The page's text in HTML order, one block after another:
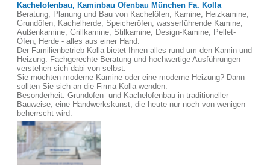
Kachelofenbau, Kaminbau Ofenbau München Fa. Kolla
Beratung, Planung und Bau von Kachelöfen, Kamine, Heizkamine,
Grundöfen, Kachelherde, Speicheröfen, wasserführende Kamine,
Außenkamine, Grillkamine, Stilkamine, Design-Kamine, Pellet-
Öfen, Herde - alles aus einer Hand.
Der Familienbetrieb Kolla bietet Ihnen alles rund um den Kamin und
Heizung. Fachgerechte Beratung und hochwertige Ausführungen
verstehen sich dabi von selbst.
Sie möchten moderne Kamine oder eine moderne Heizung? Dann
sollten Sie sich an die Firma Kolla wenden.
Besonderheit: Grundofen- und Kachelofenbau in traditioneller
Bauweise, eine Handwerkskunst, die heute nur noch von wenigen
beherrscht wird.